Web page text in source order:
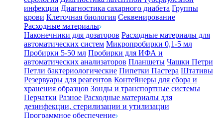
инфекции Диагностика сахарного диабета Группы
крови Клеточная биология Секвенирование
Расходные материалы
Наконечники для дозаторов Расходные материалы для
автоматических систем Микропробирки 0,1-5 мл
Пробирки 5-50 мл Пробирки для ИФА и
автоматических анализаторов Планшеты Чашки Петри
Петли бактериологические Пипетки Пастера Штативы
Резервуары для реагентов Контейнеры для сбора и
хранения образцов Зонды и транспортные системы
Перчатки Разное Расходные материалы для
дезинфекции, стерилизации и утилизации
Программное обеспечение